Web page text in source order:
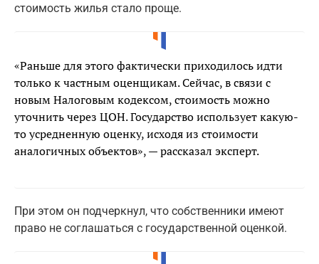
стоимость жилья стало проще.
«Раньше для этого фактически приходилось идти
только к частным оценщикам. Сейчас, в связи с
новым Налоговым кодексом, стоимость можно
уточнить через ЦОН. Государство использует какую-
то усредненную оценку, исходя из стоимости
аналогичных объектов», — рассказал эксперт.
При этом он подчеркнул, что собственники имеют
право не соглашаться с государственной оценкой.